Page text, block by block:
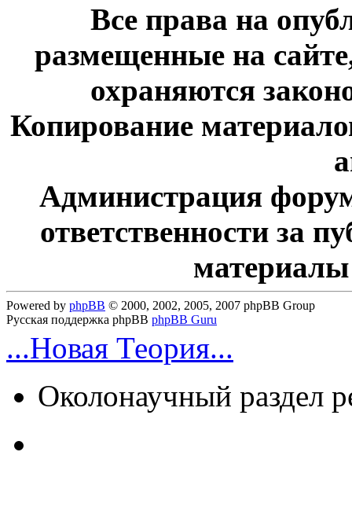
Все права на
размещенные на
охраняются
Копирование
Администрация
ответственности за
Powered by phpBB © 2000, 2002, 2005, 2007 phpBB Group
Русская поддержка phpBB phpBB Guru
...Новая Теория...
Околонаучный раздел